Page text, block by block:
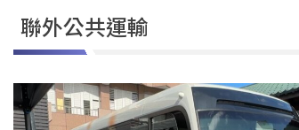
聯外公共運輸